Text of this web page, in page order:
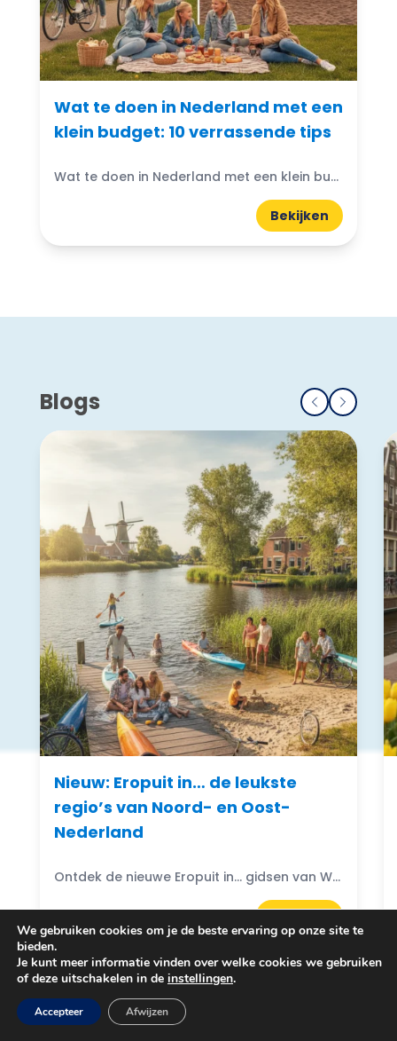
Wat te doen in Nederland met een
klein budget: 10 verrassende tips
Wat te doen in Nederland met een klein budget? Gelukkig zijn er volop budgetvriendelijke uitjes te vinden! Of je nu houdt van de natuur, cultuur of avontuur, er is altijd...
Bekijken
Blogs
Nieuw: Eropuit in… de leukste
regio’s van Noord- en Oost-
Nederland
Ontdek de nieuwe Eropuit in... gidsen van WattedoenVandaag. Compacte A5-gidsen boordevol uitjes, natuur, horeca en tips uit de regio.
Bekijken
We gebruiken cookies om je de beste ervaring op onze site te
bieden.
Je kunt meer informatie vinden over welke cookies we gebruiken
of deze uitschakelen in de instellingen.
Accepteer Afwijzen